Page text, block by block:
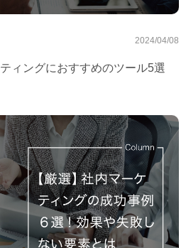
2024/04/08
ィングにおすすめのツール5選